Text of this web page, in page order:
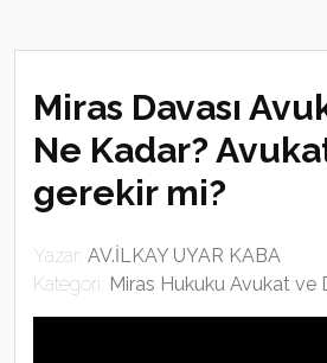
Miras Davası
Ne Kadar?
gerekir mi?
Yazar: AV.İLKAY UYAR KABA
Kategori: Miras Hukuku Avukat ve